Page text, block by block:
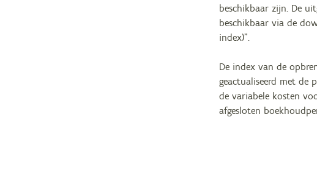
beschikbaar zijn. De
beschikbaar via de
index)".
De index van de
geactualiseerd met de
de variabele kosten
afgesloten